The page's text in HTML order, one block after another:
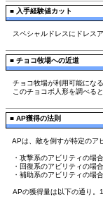
■ 入手経験値カット
スペシャルドレスにドレス
■ チョコ牧場への近道
チョコ牧場が利用可能にな
このチョコボ人形を調べる
■ AP獲得の法則
APは、敵を倒すが特定のア
・攻撃系のアビリティの場
・回復系のアビリティの場
・補助系のアビリティの場
APの獲得量は以下の通り。